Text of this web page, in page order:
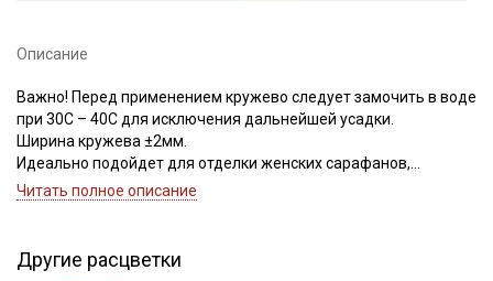
Описание
Важно! Перед применением кружево следует замочить в воде
при 30С – 40С для исключения дальнейшей усадки.
Ширина кружева ±2мм.
Идеально подойдет для отделки женских сарафанов,
платьев, юбок, рукавов.
творческих работ в различных техниках.
Читать полное описание
Другие расцветки